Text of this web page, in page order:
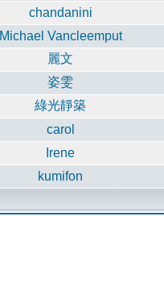
chandanini
Michael Vancleemput
麗文
姿雯
綠光靜築
carol
Irene
kumifon